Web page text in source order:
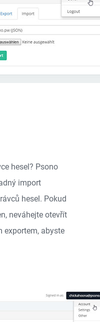
hesel? Psono
import
hesel. Pokud
neváhejte otevřít
exportem, abyste